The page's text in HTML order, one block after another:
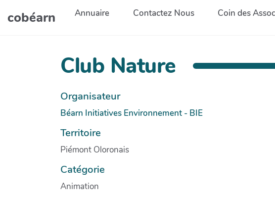
Aller au contenu principal
cobéarn Annuaire Contactez Nous Coin des
Club Nature
Organisateur
Béarn Initiatives Environnement - BIE
Territoire
Piémont Oloronais
Catégorie
Animation